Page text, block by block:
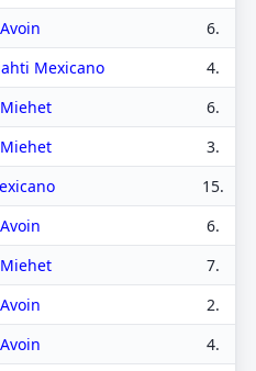
6.
Mexicano
4.
6.
3.
15.
6.
7.
2.
4.